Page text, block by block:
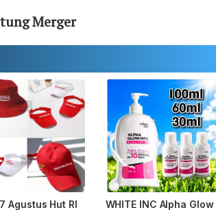
Merger
Agustus Hut RI
WHITE INC Alpha Glow